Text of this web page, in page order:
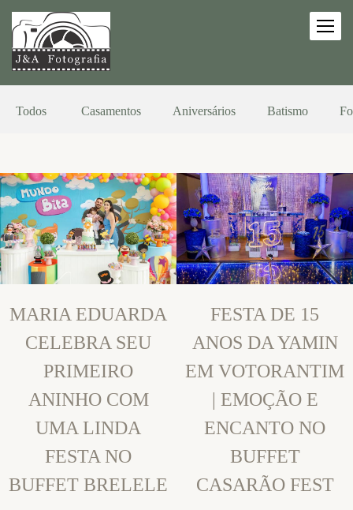
Todos Casamentos Aniversários Batismo
MARIA EDUARDA
CELEBRA SEU
PRIMEIRO
ANINHO COM
UMA LINDA
FESTA NO
BUFFET BRELELE
FESTA DE 15
ANOS DA YAMIN
EM VOTORANTIM
| EMOÇÃO E
ENCANTO NO
BUFFET
CASARÃO FEST